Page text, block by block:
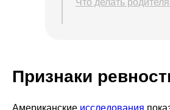
Что делать
Признаки
Американские исследования